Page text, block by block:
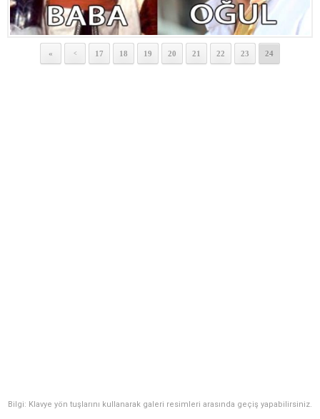
« < 17 18 19 20 21 22 23 24
Bilgi: Klavye yön tuşlarını kullanarak galeri resimleri arasında geçiş yapabilirsiniz.